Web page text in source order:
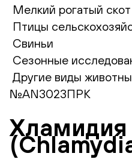
Мелкий рогатый скот
Птицы
Свиньи
Сезонные
Другие виды
№AN3023ПРК
Хламидия